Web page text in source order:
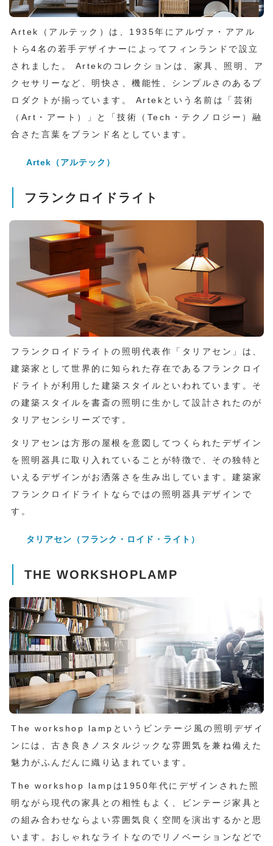
Artek（アルテック）は、1935年にアルヴァ・アアル
トら4名の若手デザイナーによってフィンランドで設立
されました。 Artekのコレクションは、家具、照明、ア
クセサリーなど、明快さ、機能性、シンプルさのあるプ
ロダクトが揃っています。 Artekという名前は「芸術
（Art・アート）」と「技術（Tech・テクノロジー）融
合さた言葉をブランド名としています。
Artek（アルテック）
フランクロイドライト
フランクロイドライトの照明代表作「タリアセン」は、
建築家として世界的に知られた存在であるフランクロイ
ドライトが利用した建築スタイルといわれています。そ
の建築スタイルを書斎の照明に生かして設計されたのが
タリアセンシリーズです。
タリアセンは方形の屋根を意図してつくられたデザイン
を照明器具に取り入れていることが特徴で、その独特と
いえるデザインがお洒落さを生み出しています。建築家
フランクロイドライトならではの照明器具デザインで
す。
タリアセン（フランク・ロイド・ライト）
THE WORKSHOPLAMP
The workshop lampというビンテージ風の照明デザイ
ンには、古き良きノスタルジックな雰囲気を兼ね備えた
魅力がふんだんに織り込まれています。
The workshop lampは1950年代にデザインされた照
明ながら現代の家具との相性もよく、ビンテージ家具と
の組み合わせならよい雰囲気良く空間を演出するかと思
います。おしゃれなライトなのでリノベーションなどで